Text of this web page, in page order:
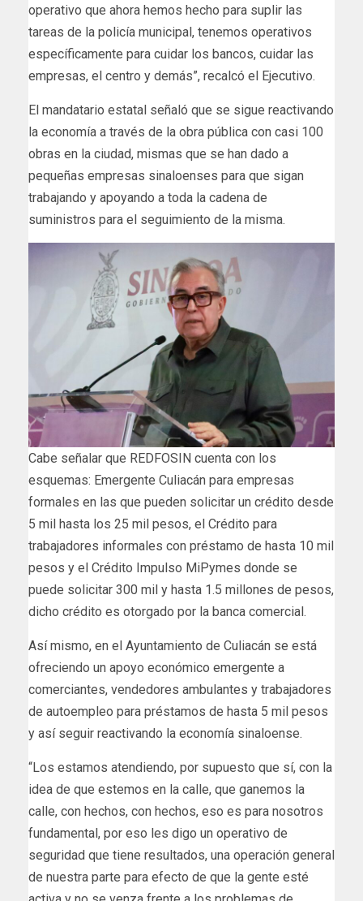
operativo que ahora hemos hecho para suplir las
tareas de la policía municipal, tenemos operativos
específicamente para cuidar los bancos, cuidar las
empresas, el centro y demás”, recalcó el Ejecutivo.
El mandatario estatal señaló que se sigue reactivando
la economía a través de la obra pública con casi 100
obras en la ciudad, mismas que se han dado a
pequeñas empresas sinaloenses para que sigan
trabajando y apoyando a toda la cadena de
suministros para el seguimiento de la misma.
Cabe señalar que REDFOSIN cuenta con los
esquemas: Emergente Culiacán para empresas
formales en las que pueden solicitar un crédito desde
5 mil hasta los 25 mil pesos, el Crédito para
trabajadores informales con préstamo de hasta 10 mil
pesos y el Crédito Impulso MiPymes donde se
puede solicitar 300 mil y hasta 1.5 millones de pesos,
dicho crédito es otorgado por la banca comercial.
Así mismo, en el Ayuntamiento de Culiacán se está
ofreciendo un apoyo económico emergente a
comerciantes, vendedores ambulantes y trabajadores
de autoempleo para préstamos de hasta 5 mil pesos
y así seguir reactivando la economía sinaloense.
“Los estamos atendiendo, por supuesto que sí, con la
idea de que estemos en la calle, que ganemos la
calle, con hechos, con hechos, eso es para nosotros
fundamental, por eso les digo un operativo de
seguridad que tiene resultados, una operación general
de nuestra parte para efecto de que la gente esté